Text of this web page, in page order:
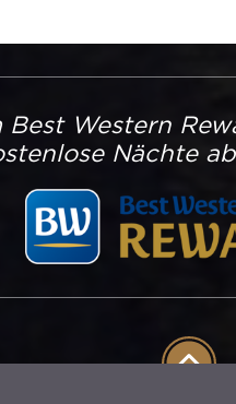
Western
Nächte